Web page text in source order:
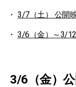
3/7（土） 公開
3/6（金）～3/
3/6（金）